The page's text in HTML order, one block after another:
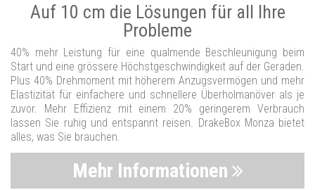
Auf 10 cm die Lösungen für all Ihre
Probleme
40% mehr Leistung für eine qualmende Beschleunigung beim
Start und eine grössere Höchstgeschwindigkeit auf der Geraden.
Plus 40% Drehmoment mit höherem Anzugsvermögen und mehr
Elastizität für einfachere und schnellere Überholmanöver als je
zuvor. Mehr Effizienz mit einem 20% geringerem Verbrauch
lassen Sie ruhig und entspannt reisen. DrakeBox Monza bietet
alles, was Sie brauchen.
Mehr Informationen